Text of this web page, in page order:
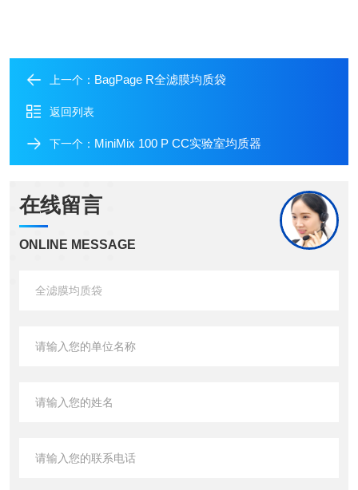
上一个： BagPage R全滤膜均质袋
返回列表
下一个： MiniMix 100 P CC实验室均质器
在线留言
ONLINE MESSAGE